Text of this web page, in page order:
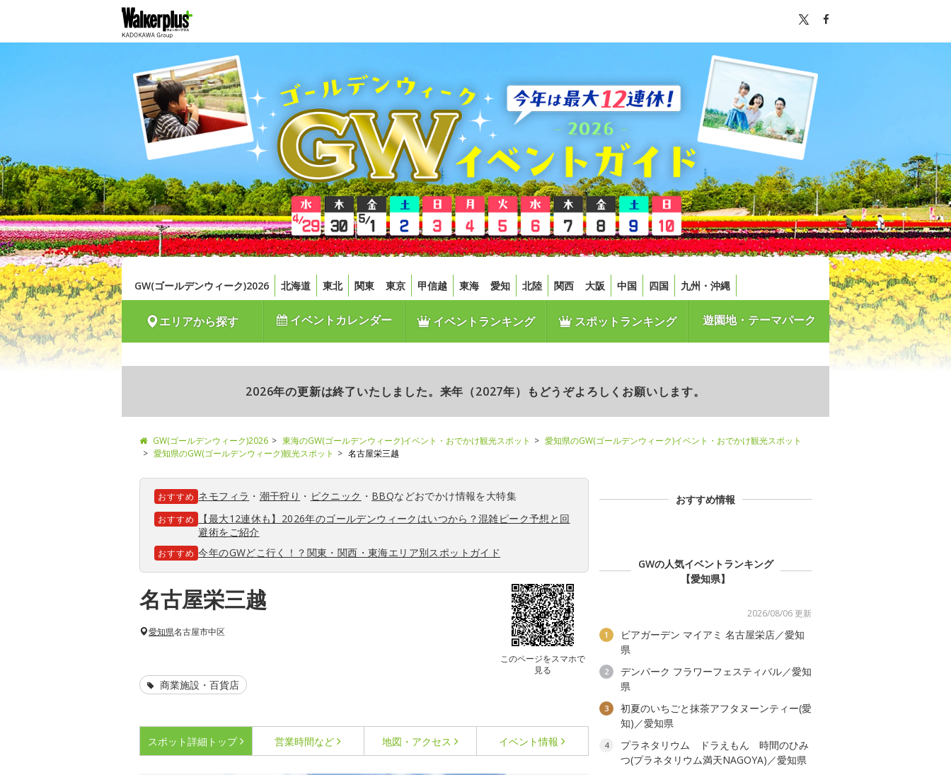
GW(ゴールデンウィーク)2026 北海道 東北 関東 東京 甲信越 東海 愛知 北陸 関西 大阪 中国 四国 九州・沖縄
エリアから探す イベントカレンダー イベントランキング スポットランキング 遊園地・テーマパーク
2026年の更新は終了いたしました。来年（2027年）もどうぞよろしくお願いします。
GW(ゴールデンウィーク)2026 東海のGW(ゴールデンウィーク)イベント・おでかけ観光スポット
愛知県のGW(ゴールデンウィーク)イベント・おでかけ観光スポット
愛知県のGW(ゴールデンウィーク)観光スポット
名古屋栄三越
おすすめ ネモフィラ ・ 潮干狩り ・ ピクニック ・ BBQなどおでかけ情報を大特集
おすすめ
【最大12連休も】2026年のゴールデンウィークはいつから？混雑ピーク予想と回
避術をご紹介
おすすめ 今年のGWどこ行く！？関東・関西・東海エリア別スポットガイド
名古屋栄三越
このページをスマホで
見る
愛知県名古屋市中区
商業施設・百貨店
スポット詳細 トップ 営業時間など 地図・アクセス イベント情報
おすすめ情報
GWの人気イベントランキング
【愛知県】
2026/08/06 更新
1
ビアガーデン マイアミ 名古屋栄店／愛知
県
2
デンパーク フラワーフェスティバル／愛知
県
3
初夏のいちごと抹茶アフタヌーンティー(愛
知)／愛知県
4
プラネタリウム ドラえもん 時間のひみ
つ(プラネタリウム満天NAGOYA)／愛知県